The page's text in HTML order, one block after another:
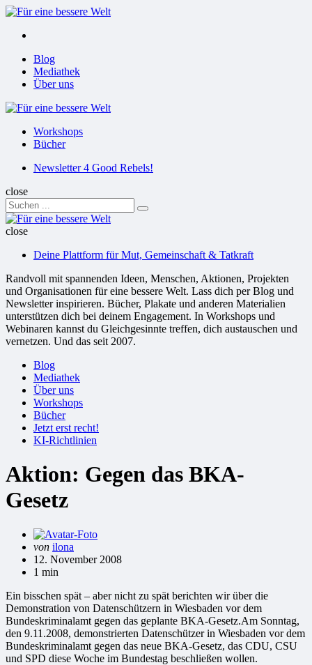
Menu
Menu
Blog
Mediathek
Über uns
Für
Workshops
Bücher
SuchenNewsletter 4 Good Rebels!
close
Search
for:
Suchen
Für
Welt
close
Deine Plattform für Mut, Gemeinschaft & Tatkraft
Randvoll mit spannenden Ideen, Menschen, Aktionen, Projekten
und Organisationen für eine bessere Welt. Lass dich per Blog und
Newsletter inspirieren. Bücher, Plakate und anderen Materialien
unterstützen dich bei deinem Engagement. In Workshops und
Webinaren kannst du Gleichgesinnte treffen, dich austauschen und
vernetzen. Und das seit 2007.
Blog
Mediathek
Über uns
Workshops
Bücher
Jetzt erst recht!
KI-Richtlinien
Aktion: Gegen das BKA-
Gesetz
Gepostet
von
von ilona
12. November 2008
1 min
Ein bisschen spät – aber nicht zu spät berichten wir über die
Demonstration von Datenschützern in Wiesbaden vor dem
Bundeskriminalamt gegen das geplante BKA-Gesetz.Am Sonntag,
den 9.11.2008, demonstrierten Datenschützer in Wiesbaden vor dem
Bundeskriminalamt gegen das neue BKA-Gesetz, das CDU, CSU
und SPD diese Woche im Bundestag beschließen wollen.